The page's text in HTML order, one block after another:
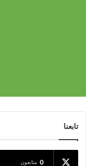
تابعنا
0 متابعون